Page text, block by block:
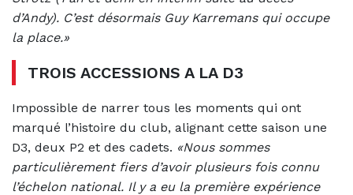
d’Andy). C’est désormais Guy Karremans qui occupe
la place.»
TROIS ACCESSIONS A LA D3
Impossible de narrer tous les moments qui ont
marqué l’histoire du club, alignant cette saison une
D3, deux P2 et des cadets. «Nous sommes
particulièrement fiers d’avoir plusieurs fois connu
l’échelon national. Il y a eu la première expérience